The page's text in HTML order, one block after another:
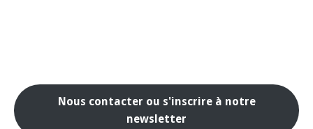
Nous contacter ou s'inscrire à notre
newsletter